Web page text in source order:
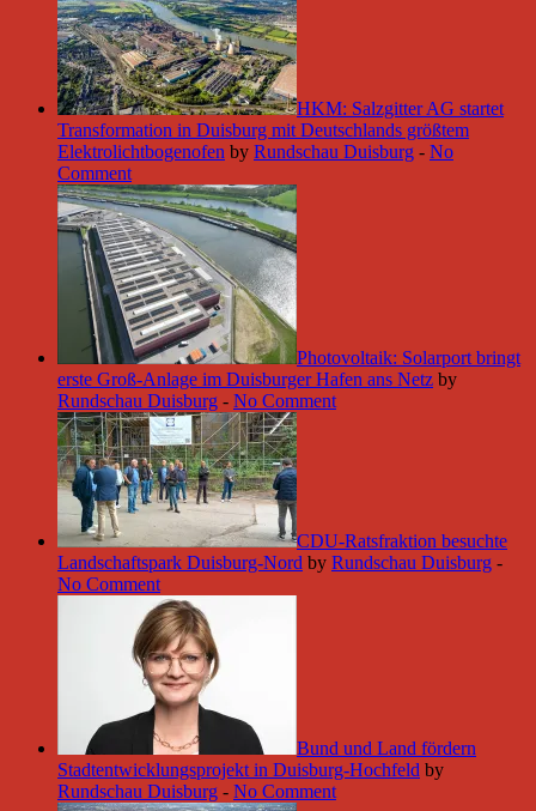
HKM: Salzgitter AG startet
Transformation in Duisburg mit Deutschlands größtem
Elektrolichtbogenofen by Rundschau Duisburg - No
Comment
Photovoltaik: Solarport bringt
erste Groß-Anlage im Duisburger Hafen ans Netz by
Rundschau Duisburg - No Comment
CDU-Ratsfraktion besuchte
Landschaftspark Duisburg-Nord by Rundschau Duisburg -
No Comment
Bund und Land fördern
Stadtentwicklungsprojekt in Duisburg-Hochfeld by
Rundschau Duisburg - No Comment